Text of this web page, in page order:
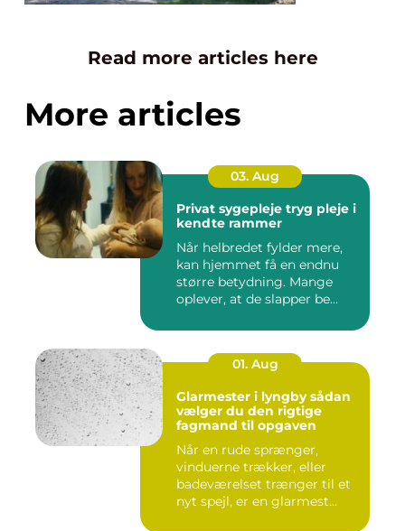
Read more articles here
More articles
03. Aug
Privat sygepleje tryg pleje i
kendte rammer
Når helbredet fylder mere,
kan hjemmet få en endnu
større betydning. Mange
oplever, at de slapper be...
01. Aug
Glarmester i lyngby sådan
vælger du den rigtige
fagmand til opgaven
Når en rude sprænger,
vinduerne trækker, eller
badeværelset trænger til et
nyt spejl, er en glarmest...